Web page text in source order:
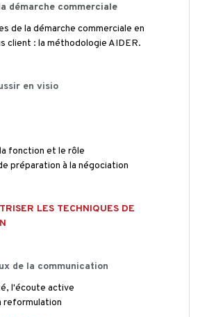
démarche commerciale
de la démarche commerciale en
client : la méthodologie AIDER.
en visio
fonction et le rôle
préparation à la négociation
LES TECHNIQUES DE
de la communication
l'écoute active
reformulation